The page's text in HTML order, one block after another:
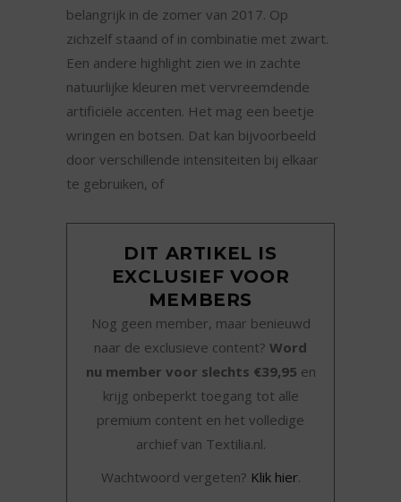
belangrijk in de zomer van 2017. Op
zichzelf staand of in combinatie met zwart.
Een andere highlight zien we in zachte
natuurlijke kleuren met vervreemdende
artificiële accenten. Het mag een beetje
wringen en botsen. Dat kan bijvoorbeeld
door verschillende intensiteiten bij elkaar
te gebruiken, of
DIT ARTIKEL IS
EXCLUSIEF VOOR
MEMBERS
Nog geen member, maar benieuwd
naar de exclusieve content? Word
nu member voor slechts €39,95 en
krijg onbeperkt toegang tot alle
premium content en het volledige
archief van Textilia.nl.
Wachtwoord vergeten? Klik hier.